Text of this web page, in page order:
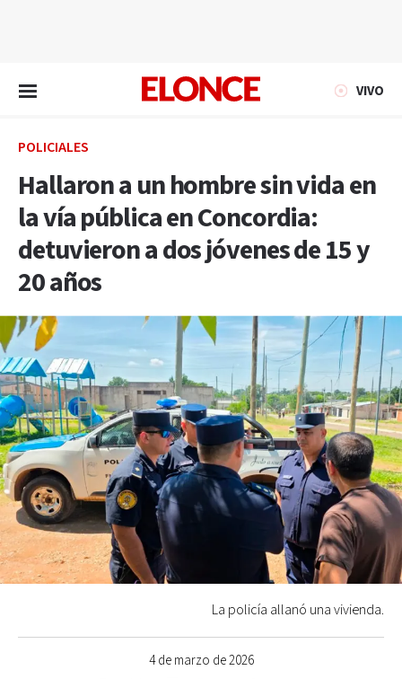
VIVO
POLICIALES
Hallaron a un hombre sin vida en
la vía pública en Concordia:
detuvieron a dos jóvenes de 15 y
20 años
4 de marzo de 2026
La policía allanó una vivienda.